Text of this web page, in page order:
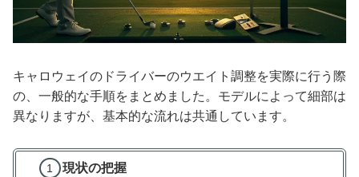
キャロウェイのドライバーのウエイト調整を実際に行う際
の、一般的な手順をまとめました。モデルによって細部は
異なりますが、基本的な流れは共通しています。
現状の把握